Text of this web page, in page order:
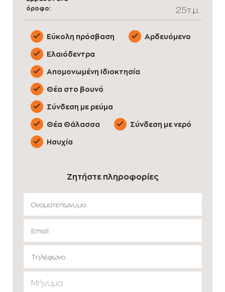
όροφο:
25τ.μ.
Εύκολη πρόσβαση Αρδευόμενο
Ελαιόδεντρα
Απομονωμένη Ιδιοκτησία
Θέα στο βουνό
Σύνδεση με ρεύμα
Θέα Θάλασσα Σύνδεση με νερό
Ησυχία
Ζητήστε πληροφορίες